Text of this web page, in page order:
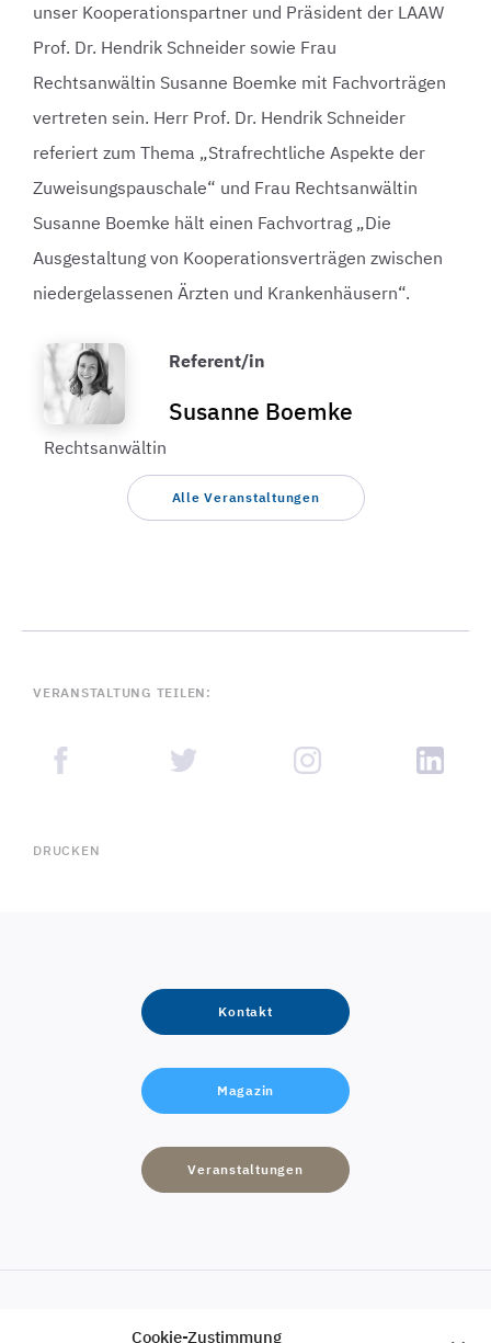
Cookie-Zustimmung
unser Kooperationspartner und Präsident der LAAW
Prof. Dr. Hendrik Schneider sowie Frau
Rechtsanwältin Susanne Boemke mit Fachvorträgen
vertreten sein. Herr Prof. Dr. Hendrik Schneider
referiert zum Thema „Strafrechtliche Aspekte der
Zuweisungspauschale“ und Frau Rechtsanwältin
Susanne Boemke hält einen Fachvortrag „Die
Ausgestaltung von Kooperationsverträgen zwischen
niedergelassenen Ärzten und Krankenhäusern“.
Referent/in
Susanne Boemke
Rechtsanwältin
Alle Veranstaltungen
VERANSTALTUNG TEILEN:
DRUCKEN
Kontakt
Magazin
Veranstaltungen